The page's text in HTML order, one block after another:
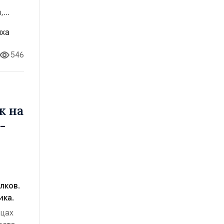
546
на